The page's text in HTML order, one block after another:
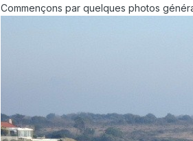
Commençons par quelques photos